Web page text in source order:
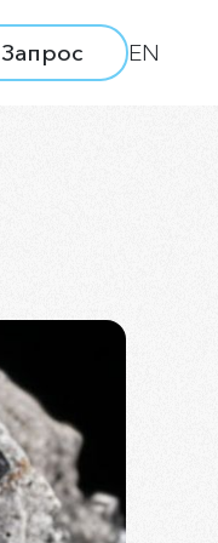
Запрос EN